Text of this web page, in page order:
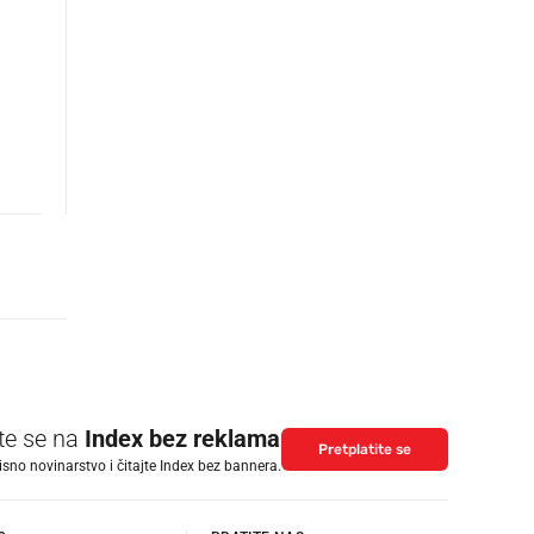
se na Index bez reklama
novinarstvo i čitajte Index bez bannera.
Pretplatite se